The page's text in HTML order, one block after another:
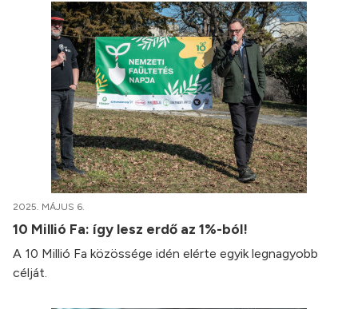
2025. MÁJUS 6.
10 Millió Fa: így lesz erdő az 1%-ból!
A 10 Millió Fa közössége idén elérte egyik legnagyobb
célját.